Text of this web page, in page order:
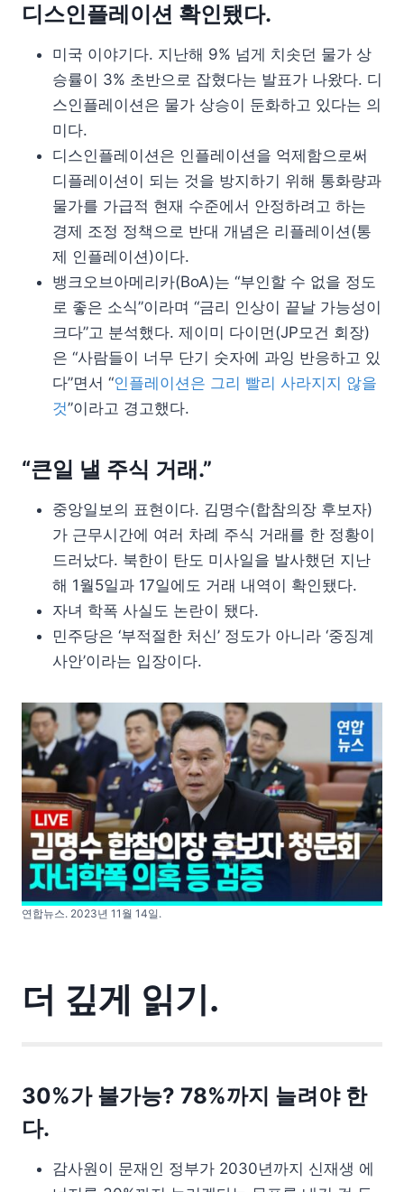
디스인플레이션 확인됐다.
미국 이야기다. 지난해 9% 넘게 치솟던 물가 상
승률이 3% 초반으로 잡혔다는 발표가 나왔다. 디
스인플레이션은 물가 상승이 둔화하고 있다는 의
미다.
디스인플레이션은 인플레이션을 억제함으로써
디플레이션이 되는 것을 방지하기 위해 통화량과
물가를 가급적 현재 수준에서 안정하려고 하는
경제 조정 정책으로 반대 개념은 리플레이션(통
제 인플레이션)이다.
뱅크오브아메리카(BoA)는 “부인할 수 없을 정도
로 좋은 소식”이라며 “금리 인상이 끝날 가능성이
크다”고 분석했다. 제이미 다이먼(JP모건 회장)
은 “사람들이 너무 단기 숫자에 과잉 반응하고 있
다”면서 “인플레이션은 그리 빨리 사라지지 않을
것”이라고 경고했다.
“큰일 낼 주식 거래.”
중앙일보의 표현이다. 김명수(합참의장 후보자)
가 근무시간에 여러 차례 주식 거래를 한 정황이
드러났다. 북한이 탄도 미사일을 발사했던 지난
해 1월5일과 17일에도 거래 내역이 확인됐다.
자녀 학폭 사실도 논란이 됐다.
민주당은 ‘부적절한 처신’ 정도가 아니라 ‘중징계
사안’이라는 입장이다.
연합뉴스. 2023년 11월 14일.
더 깊게 읽기.
30%가 불가능? 78%까지 늘려야 한
다.
감사원이 문재인 정부가 2030년까지 신재생 에